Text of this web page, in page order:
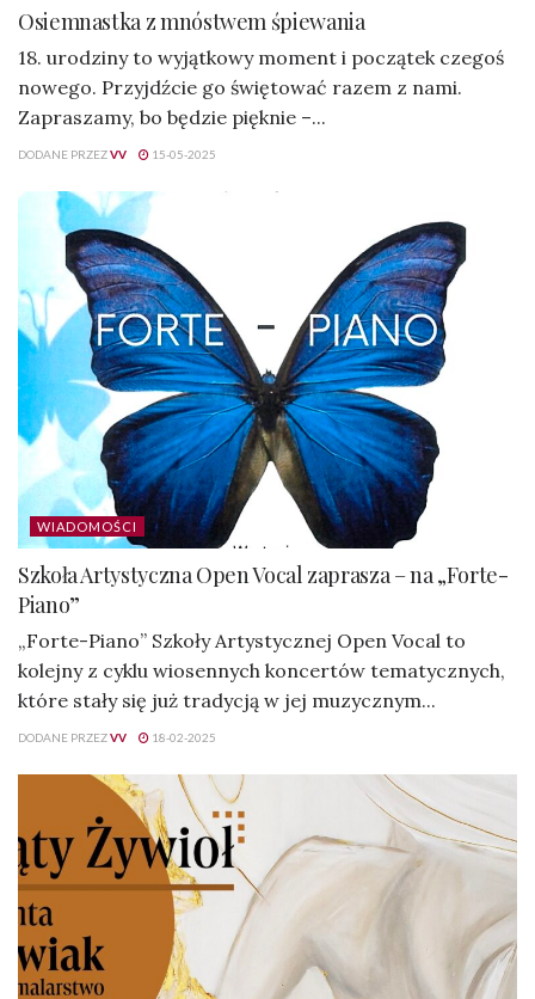
Osiemnastka z mnóstwem śpiewania
18. urodziny to wyjątkowy moment i początek czegoś
nowego. Przyjdźcie go świętować razem z nami.
Zapraszamy, bo będzie pięknie –...
DODANE PRZEZVV 15-05-2025
WIADOMOŚCI
Szkoła Artystyczna Open Vocal zaprasza – na „Forte-
Piano”
„Forte-Piano” Szkoły Artystycznej Open Vocal to
kolejny z cyklu wiosennych koncertów tematycznych,
które stały się już tradycją w jej muzycznym...
DODANE PRZEZVV 18-02-2025